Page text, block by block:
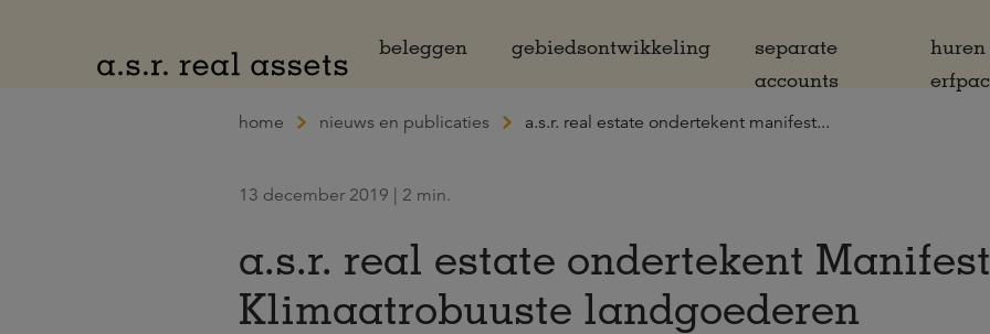
beleggen
gebiedsontwikkeling
separate
accounts
huren
home nieuws en publicaties a.s.r. real estate ondertekent manifest...
13 december 2019 | 2 min.
a.s.r. real estate ondertekent Manifest
Klimaatrobuuste landgoederen